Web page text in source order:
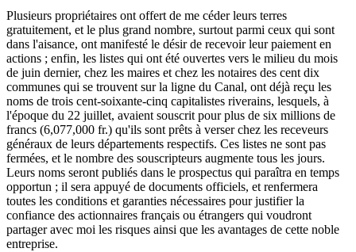
Plusieurs propriétaires ont offert de me céder leurs terres
gratuitement, et le plus grand nombre, surtout parmi ceux qui sont
dans l'aisance, ont manifesté le désir de recevoir leur paiement en
actions ; enfin, les listes qui ont été ouvertes vers le milieu du mois
de juin dernier, chez les maires et chez les notaires des cent dix
communes qui se trouvent sur la ligne du Canal, ont déjà reçu les
noms de trois cent-soixante-cinq capitalistes riverains, lesquels, à
l'époque du 22 juillet, avaient souscrit pour plus de six millions de
francs (6,077,000 fr.) qu'ils sont prêts à verser chez les receveurs
généraux de leurs départements respectifs. Ces listes ne sont pas
fermées, et le nombre des souscripteurs augmente tous les jours.
Leurs noms seront publiés dans le prospectus qui paraîtra en temps
opportun ; il sera appuyé de documents officiels, et renfermera
toutes les conditions et garanties nécessaires pour justifier la
confiance des actionnaires français ou étrangers qui voudront
partager avec moi les risques ainsi que les avantages de cette noble
entreprise.